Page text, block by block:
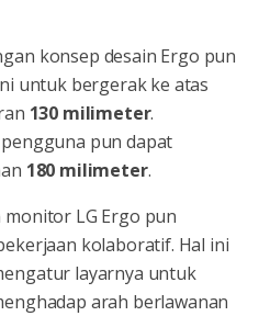
konsep desain Ergo pun
untuk bergerak ke atas
130 milimeter.
pun dapat
180 milimeter.
monitor LG Ergo pun
kolaboratif. Hal ini
layarnya untuk
arah berlawanan